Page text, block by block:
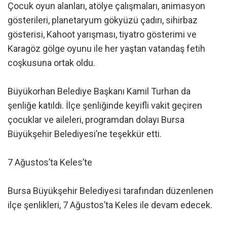
Çocuk oyun alanları, atölye çalışmaları, animasyon
gösterileri, planetaryum gökyüzü çadırı, sihirbaz
gösterisi, Kahoot yarışması, tiyatro gösterimi ve
Karagöz gölge oyunu ile her yaştan vatandaş fetih
coşkusuna ortak oldu.
Büyükorhan Belediye Başkanı Kamil Turhan da
şenliğe katıldı. İlçe şenliğinde keyifli vakit geçiren
çocuklar ve aileleri, programdan dolayı Bursa
Büyükşehir Belediyesi’ne teşekkür etti.
7 Ağustos’ta Keles’te
Bursa Büyükşehir Belediyesi tarafından düzenlenen
ilçe şenlikleri, 7 Ağustos’ta Keles ile devam edecek.